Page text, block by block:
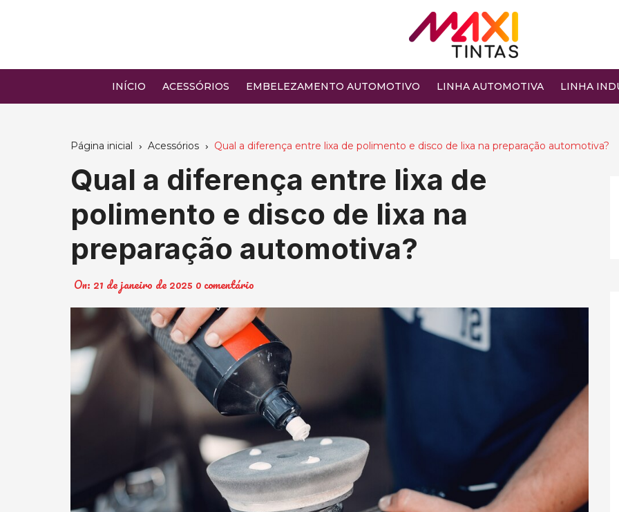
INÍCIO ACESSÓRIOS EMBELEZAMENTO AUTOMOTIVO LINHA AUTOMOTIVA LINHA
Página inicial Acessórios Qual a diferença entre lixa de polimento e disco de lixa na preparação automotiva?
Qual a diferença entre lixa de
polimento e disco de lixa na
preparação automotiva?
On: 21 de janeiro de 2025 0 comentário